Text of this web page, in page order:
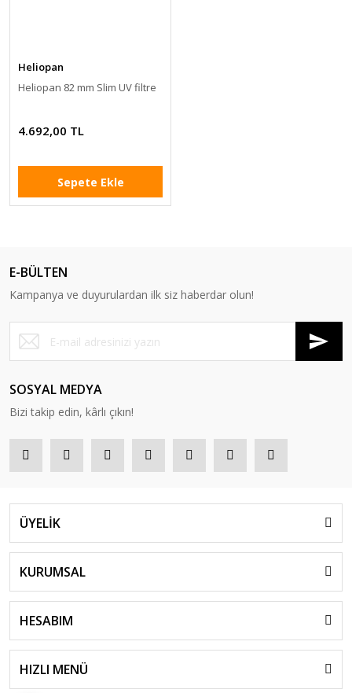
Heliopan
Heliopan 82 mm Slim UV filtre
4.692,00 TL
Sepete Ekle
E-BÜLTEN
Kampanya ve duyurulardan ilk siz haberdar olun!
SOSYAL MEDYA
Bizi takip edin, kârlı çıkın!
ÜYELİK
KURUMSAL
HESABIM
HIZLI MENÜ